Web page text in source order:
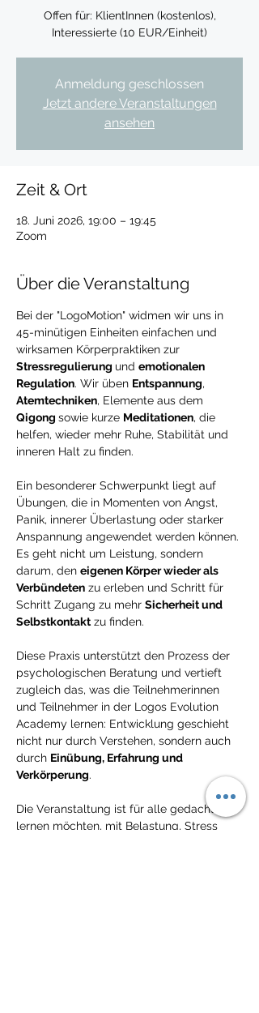
Offen für: KlientInnen (kostenlos),
Interessierte (10 EUR/Einheit)
Anmeldung geschlossen
Jetzt andere Veranstaltungen
ansehen
Zeit & Ort
18. Juni 2026, 19:00 – 19:45
Zoom
Über die Veranstaltung
Bei der "LogoMotion" widmen wir uns in
45-minütigen Einheiten einfachen und
wirksamen Körperpraktiken zur
Stressregulierung und emotionalen
Regulation. Wir üben Entspannung,
Atemtechniken, Elemente aus dem
Qigong sowie kurze Meditationen, die
helfen, wieder mehr Ruhe, Stabilität und
inneren Halt zu finden.
Ein besonderer Schwerpunkt liegt auf
Übungen, die in Momenten von Angst,
Panik, innerer Überlastung oder starker
Anspannung angewendet werden können.
Es geht nicht um Leistung, sondern
darum, den eigenen Körper wieder als
Verbündeten zu erleben und Schritt für
Schritt Zugang zu mehr Sicherheit und
Selbstkontakt zu finden.
Diese Praxis unterstützt den Prozess der
psychologischen Beratung und vertieft
zugleich das, was die Teilnehmerinnen
und Teilnehmer in der Logos Evolution
Academy lernen: Entwicklung geschieht
nicht nur durch Verstehen, sondern auch
durch Einübung, Erfahrung und
Verkörperung.
Die Veranstaltung ist für alle gedacht, die
lernen möchten, mit Belastung, Stress